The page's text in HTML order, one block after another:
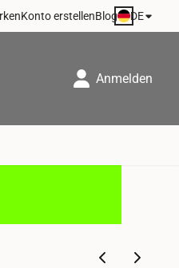
Konto erstellenBlog DE
Anmelden